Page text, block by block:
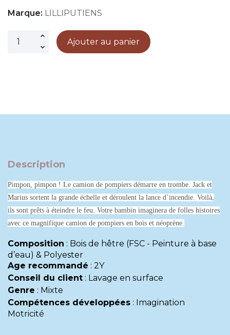
Marque: LILLIPUTIENS
Ajouter au panier
Description
Pimpon, pimpon ! Le camion de pompiers démarre en trombe. Jack et
Marius sortent la grande échelle et déroulent la lance d’incendie. Voilà,
ils sont prêts à éteindre le feu. Votre bambin imaginera de folles histoires
avec ce magnifique camion de pompiers en bois et néoprène.
Composition : Bois de hêtre (FSC - Peinture à base
d’eau) & Polyester
Age recommandé : 2Y
Conseil du client : Lavage en surface
Genre : Mixte
Compétences développées : Imagination
Motricité